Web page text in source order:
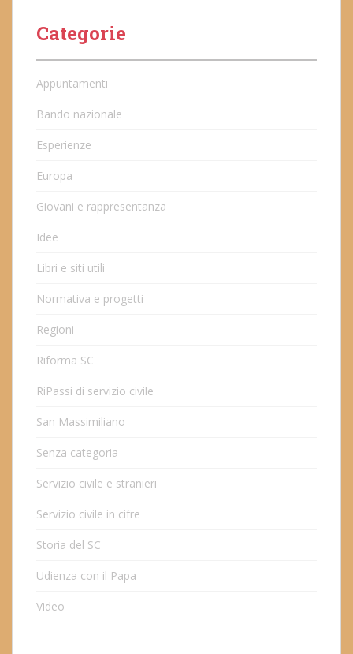
Categorie
Appuntamenti
Bando nazionale
Esperienze
Europa
Giovani e rappresentanza
Idee
Libri e siti utili
Normativa e progetti
Regioni
Riforma SC
RiPassi di servizio civile
San Massimiliano
Senza categoria
Servizio civile e stranieri
Servizio civile in cifre
Storia del SC
Udienza con il Papa
Video